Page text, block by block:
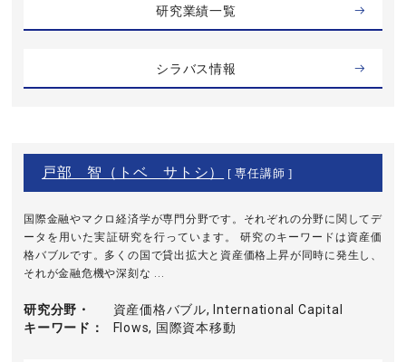
研究業績一覧
シラバス情報
戸部 智（トベ サトシ） [ 専任講師 ]
国際金融やマクロ経済学が専門分野です。それぞれの分野に関してデ
ータを用いた実証研究を行っています。 研究のキーワードは資産価
格バブルです。多くの国で貸出拡大と資産価格上昇が同時に発生し、
それが金融危機や深刻な ...
研究分野・
キーワード
資産価格バブル, International Capital
Flows, 国際資本移動